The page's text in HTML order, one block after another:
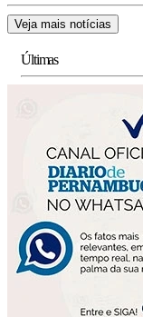
Veja mais notícias
Últimas